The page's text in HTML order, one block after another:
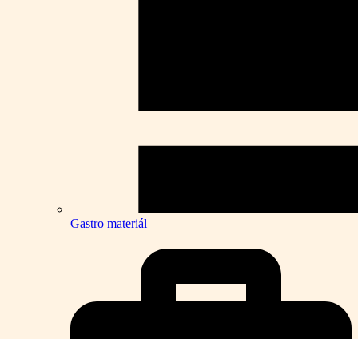
Gastro materiál